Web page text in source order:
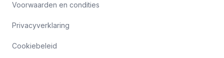
Voorwaarden en condities
Privacyverklaring
Cookiebeleid